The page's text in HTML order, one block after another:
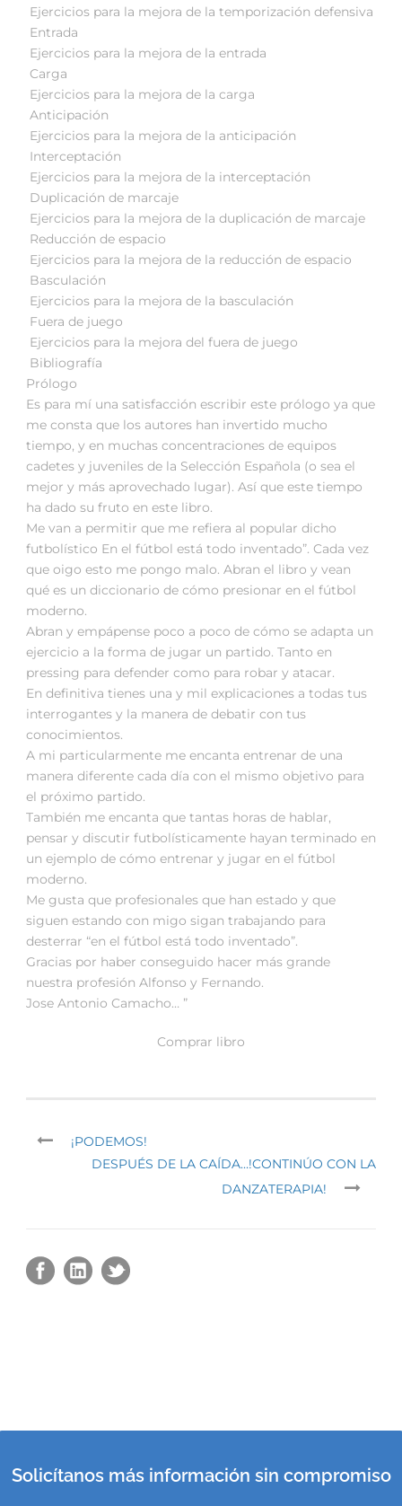
 Ejercicios para la mejora de la temporización defensiva
 Entrada
 Ejercicios para la mejora de la entrada
 Carga
 Ejercicios para la mejora de la carga
 Anticipación
 Ejercicios para la mejora de la anticipación
 Interceptación
 Ejercicios para la mejora de la interceptación
 Duplicación de marcaje
 Ejercicios para la mejora de la duplicación de marcaje
 Reducción de espacio
 Ejercicios para la mejora de la reducción de espacio
 Basculación
 Ejercicios para la mejora de la basculación
 Fuera de juego
 Ejercicios para la mejora del fuera de juego
 Bibliografía
Prólogo
Es para mí una satisfacción escribir este prólogo ya que
me consta que los autores han invertido mucho
tiempo, y en muchas concentraciones de equipos
cadetes y juveniles de la Selección Española (o sea el
mejor y más aprovechado lugar). Así que este tiempo
ha dado su fruto en este libro.
Me van a permitir que me refiera al popular dicho
futbolístico En el fútbol está todo inventado”. Cada vez
que oigo esto me pongo malo. Abran el libro y vean
qué es un diccionario de cómo presionar en el fútbol
moderno.
Abran y empápense poco a poco de cómo se adapta un
ejercicio a la forma de jugar un partido. Tanto en
pressing para defender como para robar y atacar.
En definitiva tienes una y mil explicaciones a todas tus
interrogantes y la manera de debatir con tus
conocimientos.
A mi particularmente me encanta entrenar de una
manera diferente cada día con el mismo objetivo para
el próximo partido.
También me encanta que tantas horas de hablar,
pensar y discutir futbolísticamente hayan terminado en
un ejemplo de cómo entrenar y jugar en el fútbol
moderno.
Me gusta que profesionales que han estado y que
siguen estando con migo sigan trabajando para
desterrar “en el fútbol está todo inventado”.
Gracias por haber conseguido hacer más grande
nuestra profesión Alfonso y Fernando.
Jose Antonio Camacho… ”
Comprar libro
¡PODEMOS!
DESPUÉS DE LA CAÍDA…!CONTINÚO CON LA
DANZATERAPIA!
Solicítanos más información sin compromiso